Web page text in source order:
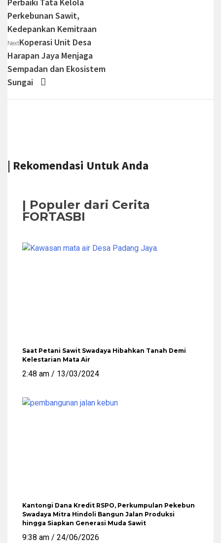
Perkebunan Sawit,
Kedepankan Kemitraan
NextKoperasi Unit Desa
Harapan Jaya Menjaga
Sempadan dan Ekosistem
Sungai
| Rekomendasi Untuk Anda
| Populer dari Cerita
FORTASBI
Saat Petani Sawit Swadaya Hibahkan Tanah Demi
Kelestarian Mata Air
2:48 am 13/03/2024
Kantongi Dana Kredit RSPO, Perkumpulan Pekebun
Swadaya Mitra Hindoli Bangun Jalan Produksi
hingga Siapkan Generasi Muda Sawit
9:38 am 24/06/2026